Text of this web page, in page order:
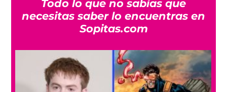
Todo lo que no sabías que
necesitas saber lo encuentras en
Sopitas.com